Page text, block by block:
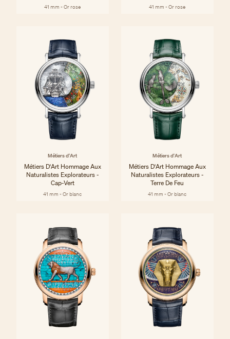
41 mm - Or rose 41 mm - Or rose
Métiers d'Art
Métiers D'Art Hommage Aux
Naturalistes Explorateurs -
Cap-Vert
41 mm - Or blanc
Métiers d'Art
Métiers D'Art Hommage Aux
Naturalistes Explorateurs -
Terre De Feu
41 mm - Or blanc